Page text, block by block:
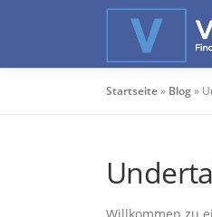
Startseite» Blog»